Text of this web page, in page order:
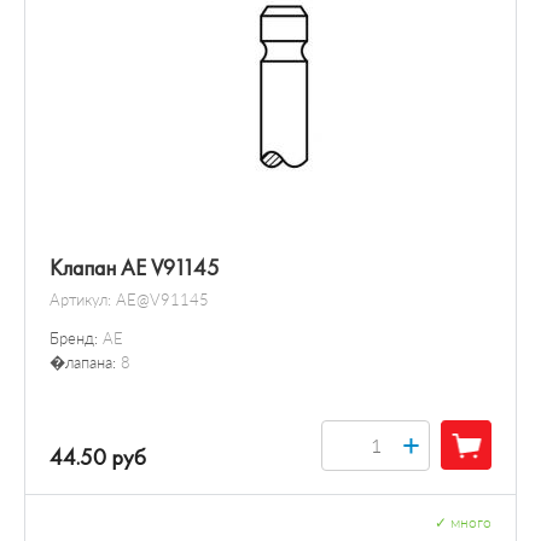
Клапан AE V91145
Артикул: AE@V91145
Бренд: AE
�лапана: 8
44.50 руб +
много